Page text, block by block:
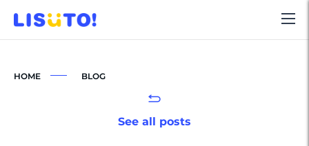
HOME BLOG
See all posts